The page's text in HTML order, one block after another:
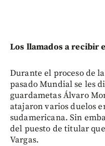
Los llamados a recibir
Durante el proceso de
pasado Mundial se les
guardametas Álvaro
atajaron varios duelos
sudamericana. Sin
del puesto de titular
Vargas.